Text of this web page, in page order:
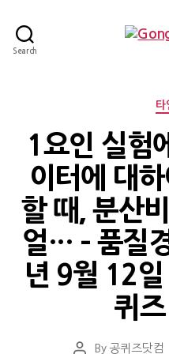
Search
타
1요인 실험
이터에 대
할 때, 분산
얼… – 품질
년 9월 12
퀴
PostBy 공퀴즈닷컴